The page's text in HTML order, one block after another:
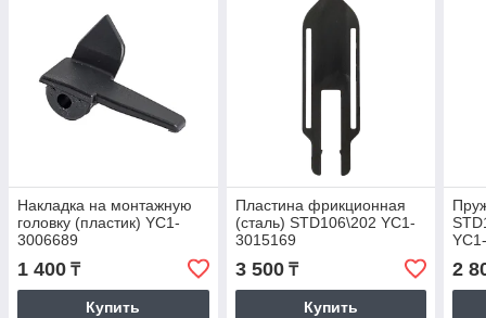
Накладка на монтажную
головку (пластик) YC1-
3006689
1 400 ₸
Купить
Пластина фрикционная
(сталь) STD106\202 YC1-
3015169
3 500₸
Купить
2